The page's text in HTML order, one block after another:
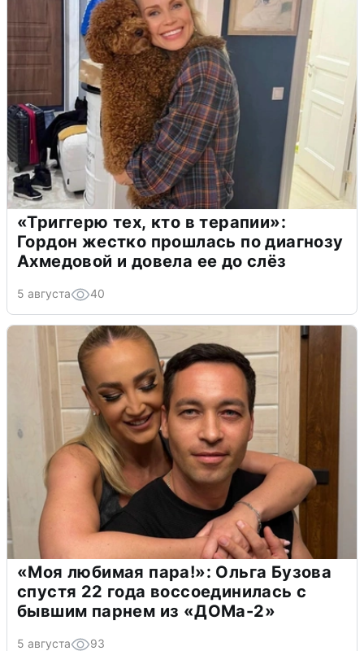
«Триггерю тех, кто в терапии»:
Гордон жестко прошлась по диагнозу
Ахмедовой и довела ее до слёз
5 августа 40
«Моя любимая пара!»: Ольга Бузова
спустя 22 года воссоединилась с
бывшим парнем из «ДОМа-2»
5 августа 93